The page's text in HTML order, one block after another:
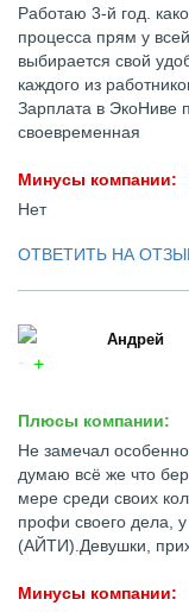
Работаю 3-й год.
процесса прям у
выбирается свой
каждого из
Зарплата в ЭкоНиве
своевременная
Минусы компании:
Нет
ОТВЕТИТЬ НА
Андрей
Плюсы компании:
Не замечал
думаю всё же что
мере среди своих
профи своего дела,
(АЙТИ).Девушки,
Минусы компании: